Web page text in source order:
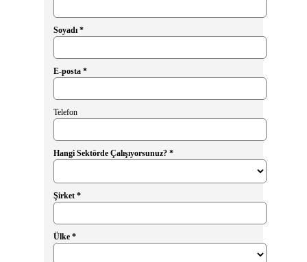
Soyadı *
E-posta *
Telefon
Hangi Sektörde Çalışıyorsunuz? *
Şirket *
Ülke *